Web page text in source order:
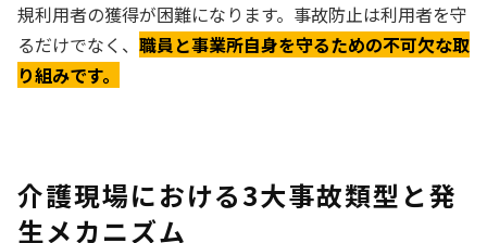
規利用者の獲得が困難になります。事故防止は利用者を守
るだけでなく、 職員と事業所自身を守るための不可欠な取
り組みです。
介護現場における3大事故類型と発
生メカニズム